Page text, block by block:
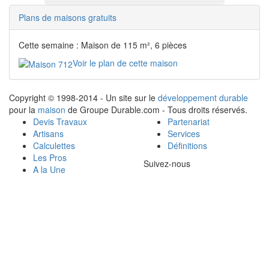
Plans de maisons gratuits
Cette semaine : Maison de 115 m², 6 pièces
Voir le plan de cette maison
Copyright © 1998-2014 - Un site sur le développement durable
pour la maison de Groupe Durable.com - Tous droits réservés.
Devis Travaux
Artisans
Calculettes
Les Pros
A la Une
Partenariat
Services
Définitions
Suivez-nous